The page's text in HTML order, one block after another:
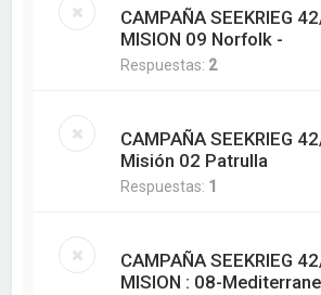
CAMPAÑA SEEKRIEG
MISION 09 Norfolk -
Respuestas: 2
CAMPAÑA SEEKRIEG
Misión 02 Patrulla
Respuestas: 1
CAMPAÑA SEEKRIEG
MISION : 08-